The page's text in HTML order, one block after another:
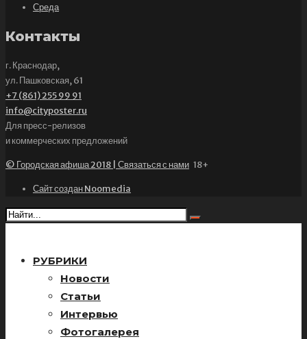
Среда
Контакты
г. Краснодар,
ул. Пашковская, 61
+7 (861) 255 99 91
info@cityposter.ru
Для пресс-релизов
и коммерческих предложений
© Городская афиша 2018 | Связаться с нами 18+
Сайт создан Noomedia
РУБРИКИ
Новости
Статьи
Интервью
Фотогалерея